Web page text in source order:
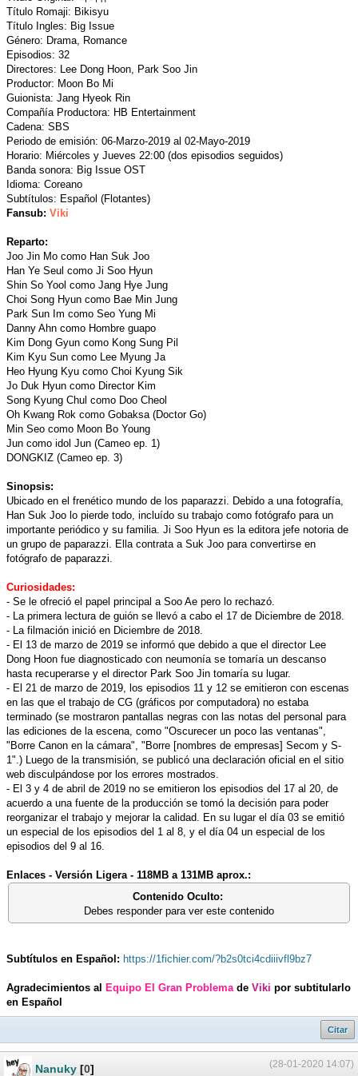
Título Romaji: Bikisyu
Título Ingles: Big Issue
Género: Drama, Romance
Episodios: 32
Directores: Lee Dong Hoon, Park Soo Jin
Productor: Moon Bo Mi
Guionista: Jang Hyeok Rin
Compañía Productora: HB Entertainment
Cadena: SBS
Periodo de emisión: 06-Marzo-2019 al 02-Mayo-2019
Horario: Miércoles y Jueves 22:00 (dos episodios seguidos)
Banda sonora: Big Issue OST
Idioma: Coreano
Subtítulos: Español (Flotantes)
Fansub: Viki
Reparto:
Joo Jin Mo como Han Suk Joo
Han Ye Seul como Ji Soo Hyun
Shin So Yool como Jang Hye Jung
Choi Song Hyun como Bae Min Jung
Park Sun Im como Seo Yung Mi
Danny Ahn como Hombre guapo
Kim Dong Gyun como Kong Sung Pil
Kim Kyu Sun como Lee Myung Ja
Heo Hyung Kyu como Choi Kyung Sik
Jo Duk Hyun como Director Kim
Song Kyung Chul como Doo Cheol
Oh Kwang Rok como Gobaksa (Doctor Go)
Min Seo como Moon Bo Young
Jun como idol Jun (Cameo ep. 1)
DONGKIZ (Cameo ep. 3)
Sinopsis:
Ubicado en el frenético mundo de los paparazzi. Debido a una fotografía,
Han Suk Joo lo pierde todo, incluído su trabajo como fotógrafo para un
importante periódico y su familia. Ji Soo Hyun es la editora jefe notoria de
un grupo de paparazzi. Ella contrata a Suk Joo para convertirse en
fotógrafo de paparazzi.
Curiosidades:
- Se le ofreció el papel principal a Soo Ae pero lo rechazó.
- La primera lectura de guión se llevó a cabo el 17 de Diciembre de 2018.
- La filmación inició en Diciembre de 2018.
- El 13 de marzo de 2019 se informó que debido a que el director Lee
Dong Hoon fue diagnosticado con neumonía se tomaría un descanso
hasta recuperarse y el director Park Soo Jin tomaría su lugar.
- El 21 de marzo de 2019, los episodios 11 y 12 se emitieron con escenas
en las que el trabajo de CG (gráficos por computadora) no estaba
terminado (se mostraron pantallas negras con las notas del personal para
las ediciones de la escena, como "Oscurecer un poco las ventanas",
"Borre Canon en la cámara", "Borre [nombres de empresas] Secom y S-
1".) Luego de la transmisión, se publicó una declaración oficial en el sitio
web disculpándose por los errores mostrados.
- El 3 y 4 de abril de 2019 no se emitieron los episodios del 17 al 20, de
acuerdo a una fuente de la producción se tomó la decisión para poder
reorganizar el trabajo y mejorar la calidad. En su lugar el día 03 se emitió
un especial de los episodios del 1 al 8, y el día 04 un especial de los
episodios del 9 al 16.
Enlaces - Versión Ligera - 118MB a 131MB aprox.:
Contenido Oculto:
Debes responder para ver este contenido
Subtítulos en Español: https://1fichier.com/?b2s0tci4cdiiivfl9bz7
Agradecimientos al Equipo El Gran Problema de Viki por subtitularlo
en Español
Citar
(28-01-2020 14:07)
Nanuky [0]